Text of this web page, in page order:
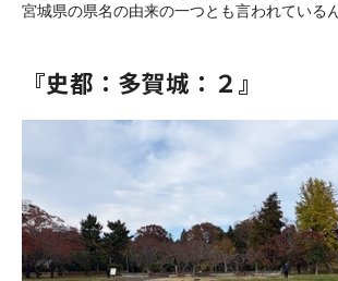
宮城県の県名の由来の一つとも言われている
『史都：多賀城：２』